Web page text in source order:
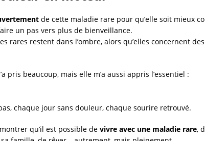
de cette maladie rare pour qu’elle soit mieux
un pas vers plus de bienveillance.
rares restent dans l’ombre, alors qu’elles concernent des
pris beaucoup, mais elle m’a aussi appris l’essentiel :
chaque jour sans douleur, chaque sourire retrouvé.
qu’il est possible de vivre avec une maladie rare,